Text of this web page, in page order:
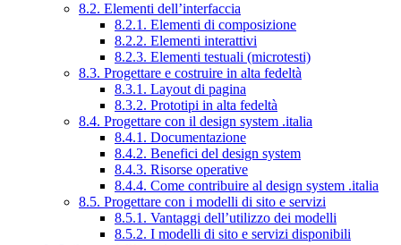
8.2. Elementi dell’interfaccia
8.2.1. Elementi di composizione
8.2.2. Elementi interattivi
8.2.3. Elementi testuali (microtesti)
8.3. Progettare e costruire in alta fedeltà
8.3.1. Layout di pagina
8.3.2. Prototipi in alta fedeltà
8.4. Progettare con il design system .italia
8.4.1. Documentazione
8.4.2. Benefici del design system
8.4.3. Risorse operative
8.4.4. Come contribuire al design system .italia
8.5. Progettare con i modelli di sito e servizi
8.5.1. Vantaggi dell’utilizzo dei modelli
8.5.2. I modelli di sito e servizi disponibili